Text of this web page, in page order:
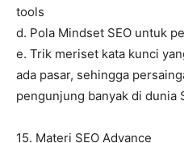
tools
d. Pola Mindset SEO untuk
e. Trik meriset kata kunci
ada pasar, sehingga
pengunjung banyak di dunia
15. Materi SEO Advance